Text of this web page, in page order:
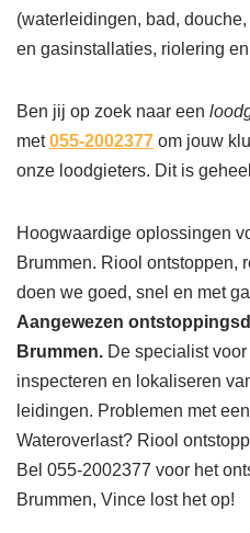
(waterleidingen, bad,
en gasinstallaties, riolering
Ben jij op zoek naar een
met055-2002377 om jouw
onze loodgieters. Dit is
Hoogwaardige oplossingen
Brummen. Riool ontstoppen,
doen we goed, snel en met
Aangewezen
Brummen. De specialist
inspecteren en lokaliseren
leidingen. Problemen met
Wateroverlast? Riool
Bel 055-2002377 voor het
Brummen, Vince lost het op!